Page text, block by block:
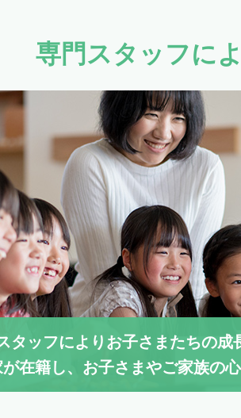
専門スタッフに
タッフによりお子さまたちの成
在籍し、お子さまやご家族の